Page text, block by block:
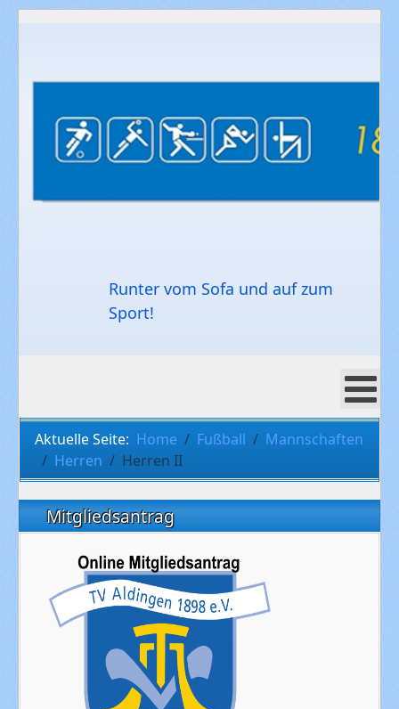
Runter vom Sofa und auf zum
Sport!
Aktuelle Seite: Home Fußball
Mannschaften
Herren
Herren II
Mitgliedsantrag